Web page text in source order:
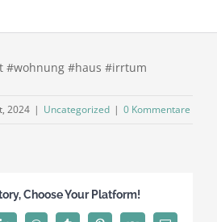
#wohnung #haus #irrtum
2024 | Uncategorized | 0 Kommentare
Choose Your Platform!